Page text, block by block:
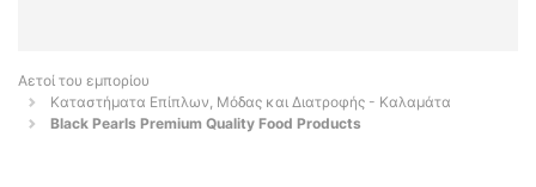
Αετοί του εμπορίου
Καταστήματα Επίπλων, Μόδας και Διατροφής - Καλαμάτα
Black Pearls Premium Quality Food Products